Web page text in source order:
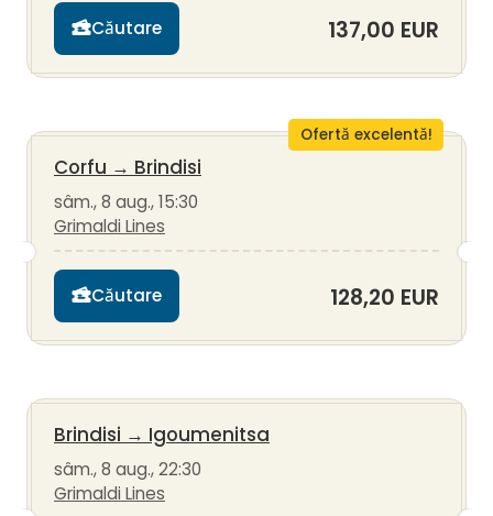
Căutare 137,00 EUR
Ofertă excelentă!
Corfu → Brindisi
sâm., 8 aug., 15:30
Grimaldi Lines
Căutare 128,20 EUR
Brindisi → Igoumenitsa
sâm., 8 aug., 22:30
Grimaldi Lines